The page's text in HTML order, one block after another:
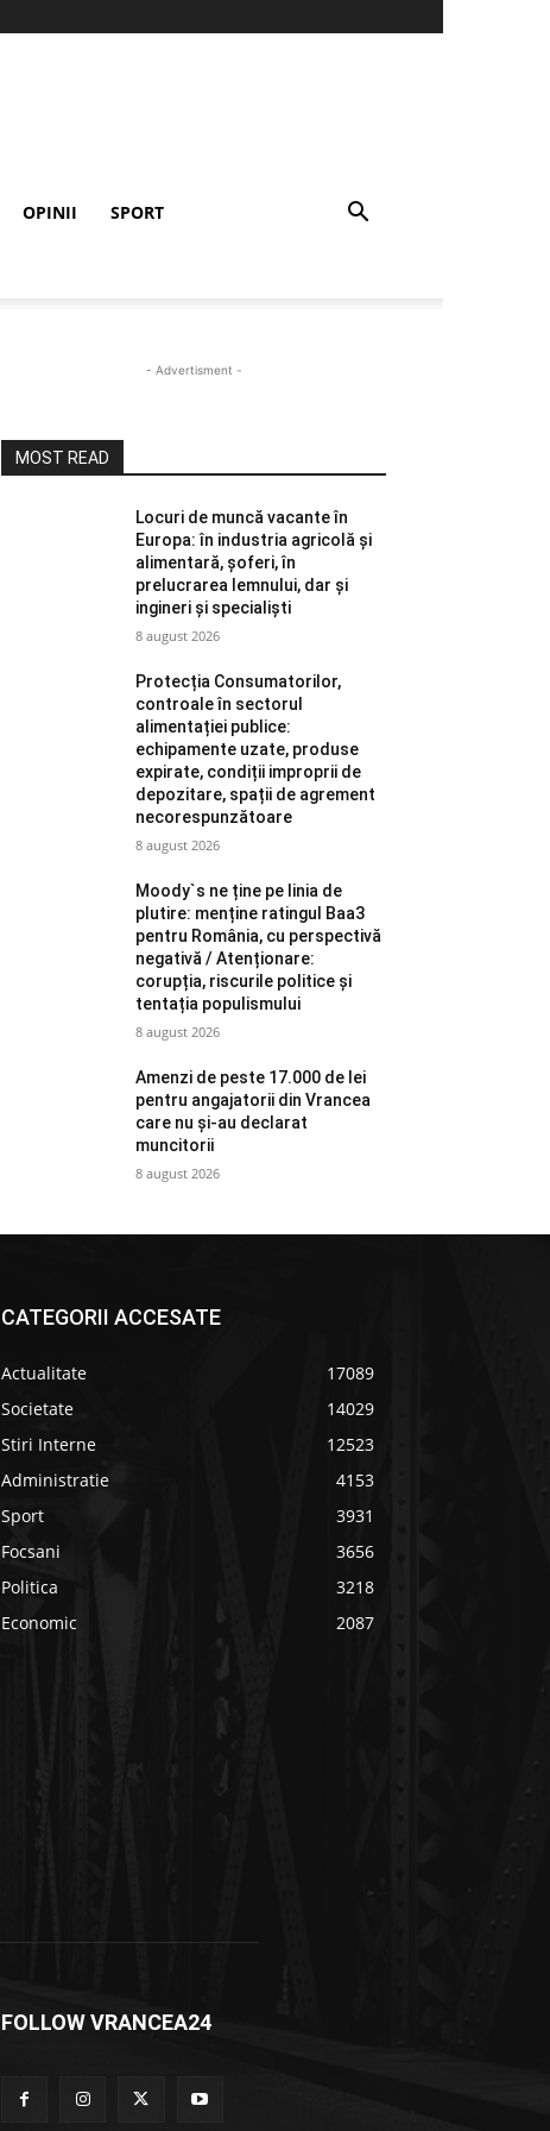
OPINII SPORT
- Advertisment -
MOST READ
Locuri de muncă vacante în
Europa: în industria agricolă și
alimentară, șoferi, în
prelucrarea lemnului, dar și
ingineri și specialiști
8 august 2026
Protecția Consumatorilor,
controale în sectorul
alimentației publice:
echipamente uzate, produse
expirate, condiții improprii de
depozitare, spații de agrement
necorespunzătoare
8 august 2026
Moody`s ne ține pe linia de
plutire: menține ratingul Baa3
pentru România, cu perspectivă
negativă / Atenționare:
corupția, riscurile politice și
tentația populismului
8 august 2026
Amenzi de peste 17.000 de lei
pentru angajatorii din Vrancea
care nu și-au declarat
muncitorii
8 august 2026
CATEGORII ACCESATE
Actualitate
17089
Societate
14029
Stiri Interne
12523
Administratie
4153
Sport
3931
Focsani
3656
Politica
3218
Economic
2087
FOLLOW VRANCEA24